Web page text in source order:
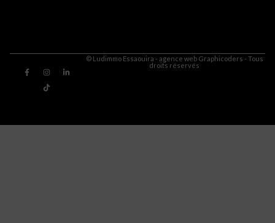
© Ludimmo Essaouira - agence web Graphicoders - Tous
droits réservés